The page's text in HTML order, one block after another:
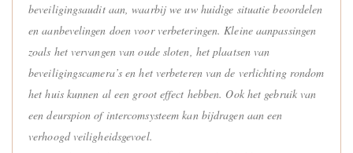
beveiligingsaudit aan, waarbij we uw huidige situatie beoordelen
en aanbevelingen doen voor verbeteringen. Kleine aanpassingen
zoals het vervangen van oude sloten, het plaatsen van
beveiligingscamera’s en het verbeteren van de verlichting rondom
het huis kunnen al een groot effect hebben. Ook het gebruik van
een deurspion of intercomsysteem kan bijdragen aan een
verhoogd veiligheidsgevoel.